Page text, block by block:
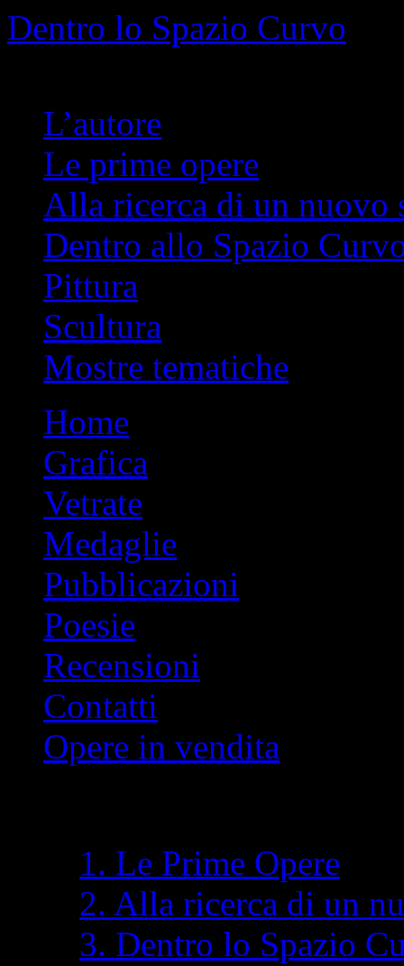
Dentro lo Spazio Curvo
L’autore
Le prime opere
Alla ricerca di un nuovo
Dentro allo Spazio
Pittura
Scultura
Mostre tematiche
contenutoHome
Grafica
Vetrate
Medaglie
Pubblicazioni
Poesie
Recensioni
Contatti
Opere in vendita
1. Le Prime Opere
2. Alla ricerca di un
3. Dentro lo Spazio